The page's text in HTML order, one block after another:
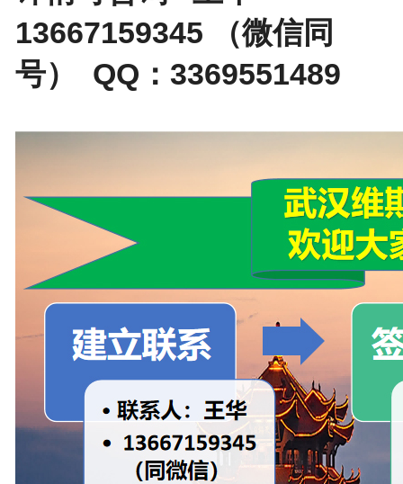
13667159345 （微信同
号） QQ：3369551489